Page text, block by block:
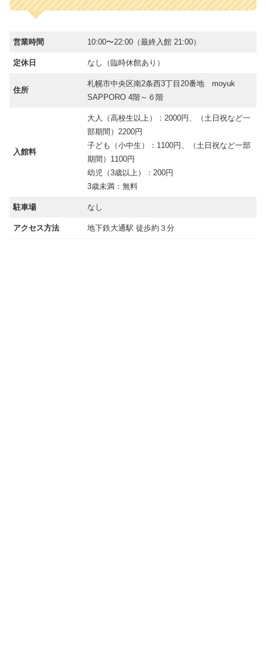
営業時間 10:00〜22:00（最終入館 21:00）
定休日 なし（臨時休館あり）
住所
札幌市中央区南2条西3丁目20番地 moyuk
SAPPORO 4階～６階
入館料
大人（高校生以上）：2000円、（土日祝など一
部期間）2200円
子ども（小中生）：1100円、（土日祝など一部
期間）1100円
幼児（3歳以上）：200円
3歳未満：無料
駐車場 なし
アクセス方法 地下鉄大通駅 徒歩約３分